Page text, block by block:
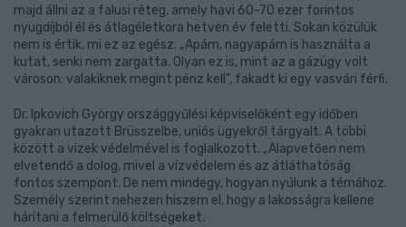
majd állni az a falusi réteg, amely havi 60-70 ezer forintos
nyugdíjból él és átlagéletkora hetven év feletti. Sokan közülük
nem is értik, mi ez az egész. „Apám, nagyapám is használta a
kutat, senki nem zargatta. Olyan ez is, mint az a gázügy volt
városon: valakiknek megint pénz kell", fakadt ki egy vasvári férfi.
Dr. Ipkovich György országgyűlési képviselőként egy időben
gyakran utazott Brüsszelbe, uniós ügyekről tárgyalt. A többi
között a vizek védelmével is foglalkozott. „Alapvetően nem
elvetendő a dolog, mivel a vízvédelem és az átláthatóság
fontos szempont. De nem mindegy, hogyan nyúlunk a témához.
Személy szerint nehezen hiszem el, hogy a lakosságra kellene
hárítani a felmerülő költségeket.